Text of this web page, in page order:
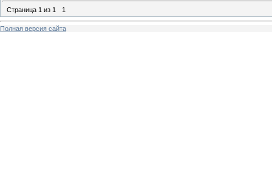
Страница 1 из 1 1
Полная версия сайта